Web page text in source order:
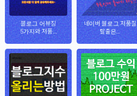
블로그 어뷰징
5가지와 저품...
네이버 블로그 저품질
탈출은...